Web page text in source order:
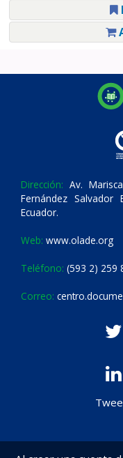
Dirección: Av.
Fernández
Ecuador.
Web: www.olade.org
Teléfono: (593 2) 259
Correo: